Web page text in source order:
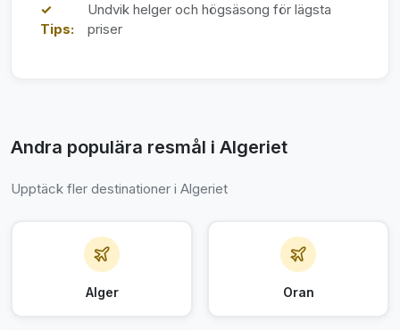
✓
Tips:
Undvik helger och högsäsong för lägsta
priser
Andra populära resmål i Algeriet
Upptäck fler destinationer i Algeriet
Alger Oran